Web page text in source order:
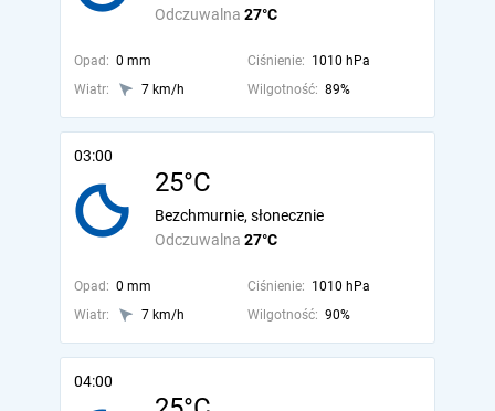
Odczuwalna 27°C
Opad: 0 mm Ciśnienie: 1010 hPa
Wiatr:
7 km/h Wilgotność: 89%
03:00
25°C
Odczuwalna 27°C
Bezchmurnie, słonecznie
Opad: 0 mm Ciśnienie: 1010 hPa
Wiatr:
7 km/h Wilgotność: 90%
04:00